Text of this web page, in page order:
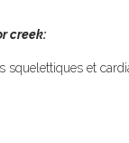
creek:
squelettiques et